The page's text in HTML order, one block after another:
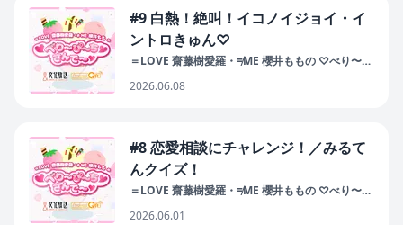
#9 白熱！絶叫！イコノイジョイ・イ
ントロきゅん♡
＝LOVE 齋藤樹愛羅・≠ME 櫻井ももの ♡べり〜
2026.06.08
#8 恋愛相談にチャレンジ！／みるて
んクイズ！
＝LOVE 齋藤樹愛羅・≠ME 櫻井ももの ♡べり〜
2026.06.01